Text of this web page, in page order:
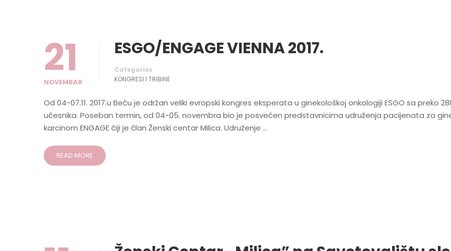
21
NOVEMBAR
ESGO/ENGAGE VIENNA 2017.
Categories
KONGRESI I TRIBINE
Od 04-07.11. 2017.u Beču je održan veliki evropski kongres eksperata u ginekološkoj onkologiji ESGO sa preko
učesnika. Poseban termin, od 04-05. novembra bio je posvećen predstavnicima udruženja pacijenata za
karcinom ENGAGE čiji je član Ženski centar Milica. Udruženje …
READ MORE